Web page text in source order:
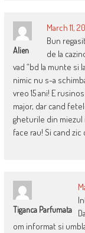
Alien
March 11,
Bun
de la
vad “bd la munte si
nimic nu s-a
vreo 15 ani! E
major, dar cand
gheturile din miezul
face rau! Si cand
Tiganca Parfumata
om informat si